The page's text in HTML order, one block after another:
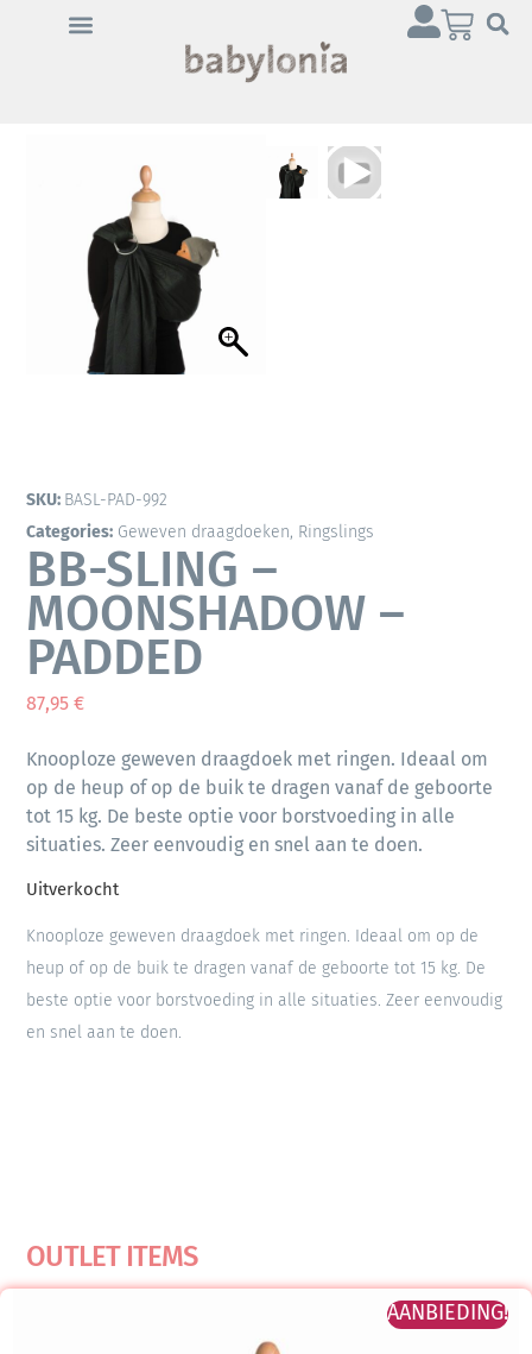
SKU: BASL-PAD-992
Categories: Geweven draagdoeken, Ringslings
BB-SLING –
MOONSHADOW –
PADDED
87,95€
Knooploze geweven draagdoek met ringen. Ideaal om
op de heup of op de buik te dragen vanaf de geboorte
tot 15 kg. De beste optie voor borstvoeding in alle
situaties. Zeer eenvoudig en snel aan te doen.
Uitverkocht
Knooploze geweven draagdoek met ringen. Ideaal om op de
heup of op de buik te dragen vanaf de geboorte tot 15 kg. De
beste optie voor borstvoeding in alle situaties. Zeer eenvoudig
en snel aan te doen.
Klik op 'Ik ga akkoord' om
OUTLET ITEMS
AANBIEDING!